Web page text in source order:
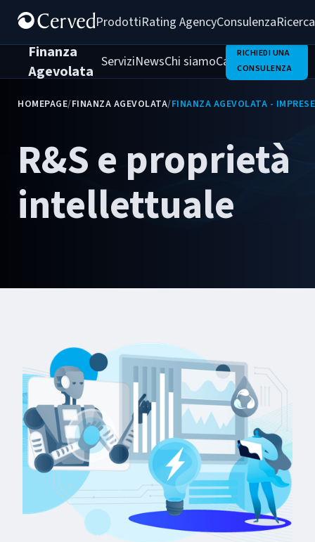
ProdottiRating AgencyConsulenza
Finanza
Agevolata
ServiziNewsChi siamoCasi di successo
RICHIEDI UNA
CONSULENZA
HOMEPAGE/FINANZA AGEVOLATA/FINANZA AGEVOLATA -
R&S e proprietà
intellettuale